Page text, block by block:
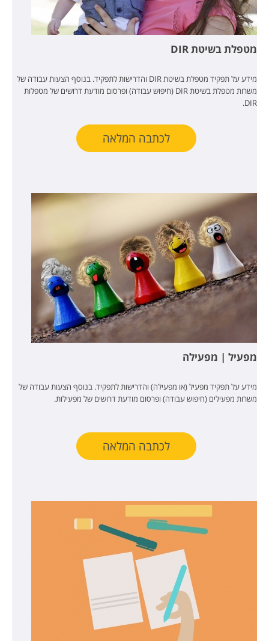
מטפלת בשיטת DIR
מידע על תפקיד מטפלת בשיטת DIR והדרישות לתפקיד. בנוסף הצעות עבודה של
משרות מטפלת בשיטת DIR (חיפוש עבודה) ופרסום מודעת דרושים של מטפלות
DIR.
לכתבה המלאה
מפעיל | מפעילה
מידע על תפקיד מפעיל (או מפעילה) והדרישות לתפקיד. בנוסף הצעות עבודה של
משרות מפעילים (חיפוש עבודה) ופרסום מודעת דרושים של מפעילות.
לכתבה המלאה